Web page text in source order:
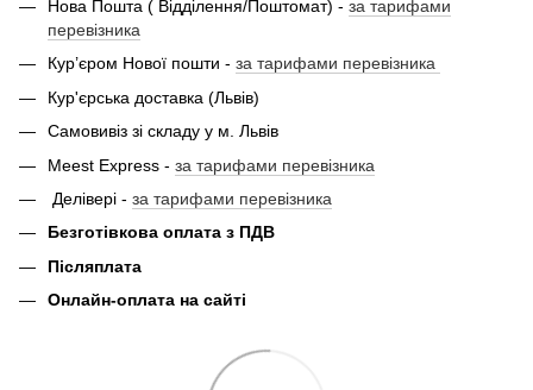
Нова Пошта ( Відділення/Поштомат) - за тарифами
перевізника
Кур’єром Нової пошти - за тарифами перевізника
Кур'єрська доставка (Львів)
Самовивіз зі складу у м. Львів
Meest Express - за тарифами перевізника
Делівері - за тарифами перевізника
Безготівкова оплата з ПДВ
Післяплата
Онлайн-оплата на сайті